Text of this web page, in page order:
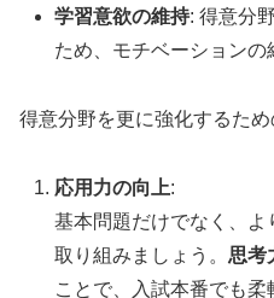
学習意欲の維持: 得意分
ため、モチベーションの
得意分野を更に強化するた
応用力の向上:
基本問題だけでなく、よ
取り組みましょう。思考
ことで、入試本番でも柔